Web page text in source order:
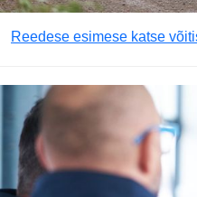
Reedese esimese katse